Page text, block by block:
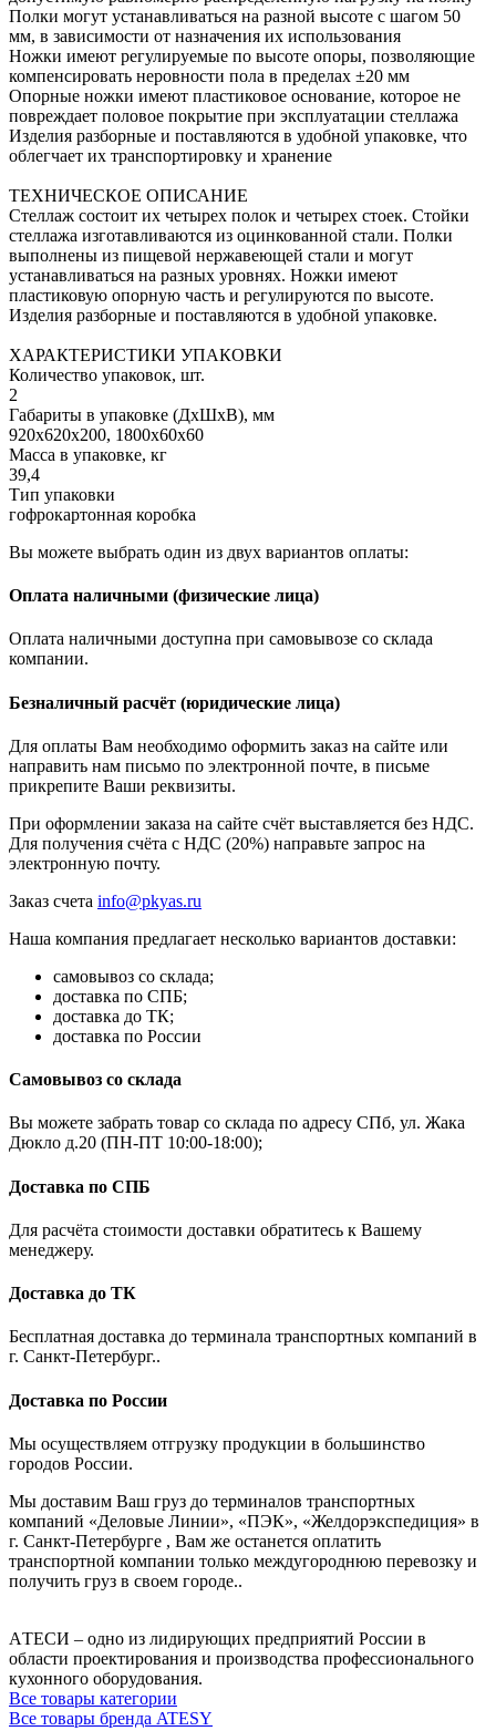
Полки могут устанавливаться на разной высоте с шагом 50
мм, в зависимости от назначения их использования
Ножки имеют регулируемые по высоте опоры, позволяющие
компенсировать неровности пола в пределах ±20 мм
Опорные ножки имеют пластиковое основание, которое не
повреждает половое покрытие при эксплуатации стеллажа
Изделия разборные и поставляются в удобной упаковке, что
облегчает их транспортировку и хранение
ТЕХНИЧЕСКОЕ ОПИСАНИЕ
Стеллаж состоит их четырех полок и четырех стоек. Стойки
стеллажа изготавливаются из оцинкованной стали. Полки
выполнены из пищевой нержавеющей стали и могут
устанавливаться на разных уровнях. Ножки имеют
пластиковую опорную часть и регулируются по высоте.
Изделия разборные и поставляются в удобной упаковке.
ХАРАКТЕРИСТИКИ УПАКОВКИ
Количество упаковок, шт.
2
Габариты в упаковке (ДхШхВ), мм
920х620х200, 1800х60х60
Масса в упаковке, кг
39,4
Тип упаковки
гофрокартонная коробка
Вы можете выбрать один из двух вариантов оплаты:
Оплата наличными (физические лица)
Оплата наличными доступна при самовывозе со склада
компании.
Безналичный расчёт (юридические лица)
Для оплаты Вам необходимо оформить заказ на сайте или
направить нам письмо по электронной почте, в письме
прикрепите Ваши реквизиты.
При оформлении заказа на сайте счёт выставляется без НДС.
Для получения счёта с НДС (20%) направьте запрос на
электронную почту.
Заказ счета info@pkyas.ru
Наша компания предлагает несколько вариантов доставки:
самовывоз со склада;
доставка по СПБ;
доставка до ТК;
доставка по России
Самовывоз со склада
Вы можете забрать товар со склада по адресу СПб, ул. Жака
Дюкло д.20 (ПН-ПТ 10:00-18:00);
Доставка по СПБ
Для расчёта стоимости доставки обратитесь к Вашему
менеджеру.
Доставка до ТК
Бесплатная доставка до терминала транспортных компаний в
г. Санкт-Петербург..
Доставка по России
Мы осуществляем отгрузку продукции в большинство
городов России.
Мы доставим Ваш груз до терминалов транспортных
компаний «Деловые Линии», «ПЭК», «Желдорэкспедиция» в
г. Санкт-Петербурге , Вам же останется оплатить
транспортной компании только междугороднюю перевозку и
получить груз в своем городе..
AТЕСИ – одно из лидирующих предприятий России в
области проектирования и производства профессионального
кухонного оборудования.
Все товары категории
Все товары бренда ATESY